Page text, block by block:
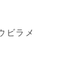
ビラメ